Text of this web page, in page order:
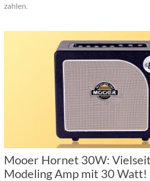
zahlen.
Mooer Hornet 30W:
Modeling Amp mit 30 Watt!